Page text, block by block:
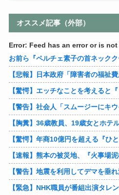
オススメ記事（外部）
Error: Feed has an error or is
お前ら『ペルチェ素子の首ネック
【速報】熊本の被災地、『火事場